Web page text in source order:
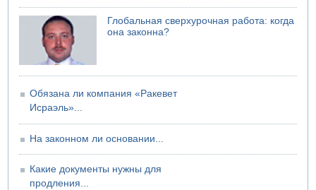
Глобальная сверхурочная работа: когда
она законна?
Обязана ли компания «Ракевет
Исраэль»...
На законном ли основании...
Какие документы нужны для
продления...